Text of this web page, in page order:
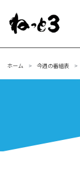
メインナビ
ホーム 今週の番組表